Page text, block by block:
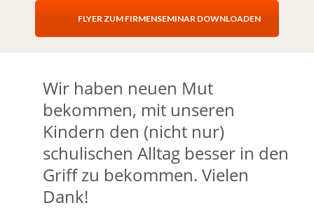
FLYER ZUM FIRMENSEMINAR DOWNLOADEN
Wir haben neuen Mut
bekommen, mit unseren
Kindern den (nicht nur)
schulischen Alltag besser in den
Griff zu bekommen. Vielen
Dank!